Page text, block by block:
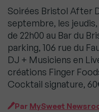
Soirées Bristol After
septembre, les
de 22h00 au Bar du
parking, 106 rue du
DJ + Musiciens en
créations Finger
Cocktail signature,
Par MySweet